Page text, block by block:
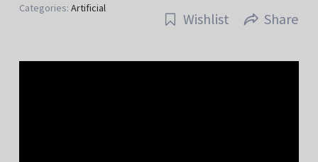
Categories: Artificial
Wishlist Share